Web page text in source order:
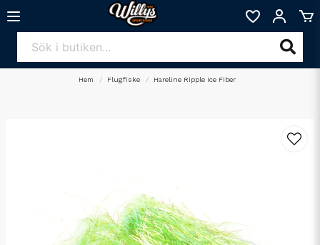
Hem Flugfiske Hareline Ripple Ice Fiber